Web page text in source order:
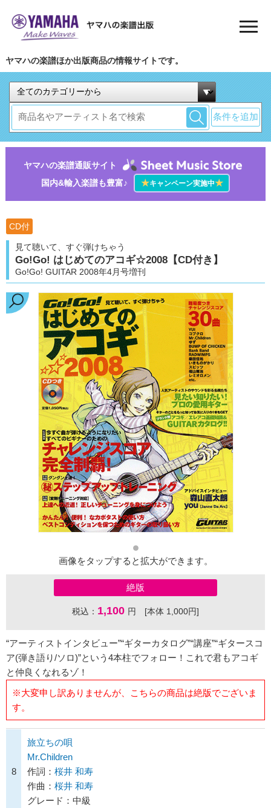
ヤマハの楽譜ほか出版商品の情報サイトです。
条件を追加
ヤマハの楽譜通販サイト
国内&輸入楽譜も豊富♪
★キャンペーン実施中★
CD付
見て聴いて、すぐ弾けちゃう
Go!Go! はじめてのアコギ☆2008【CD付き】
Go!Go! GUITAR 2008年4月号増刊
画像をタップすると拡大ができます。
絶版
税込： 1,100 円 [本体 1,000円]
“アーティストインタビュー”“ギターカタログ”“講座”“ギタースコ
ア(弾き語り/ソロ)”という4本柱でフォロー！これで君もアコギ
と仲良くなれるゾ！
※大変申し訳ありませんが、こちらの商品は絶版でございま
す。
8
旅立ちの唄
Mr.Children
作詞： 桜井 和寿
作曲： 桜井 和寿
グレード：中級